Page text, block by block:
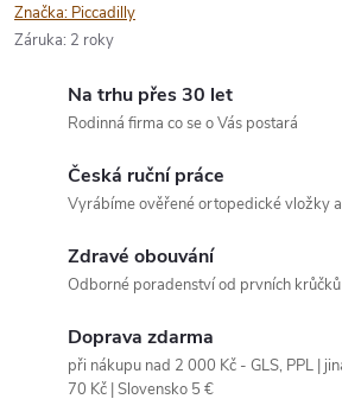
Značka: Piccadilly
Záruka: 2 roky
Na trhu přes 30 let
Rodinná firma co se o Vás postará
Česká ruční práce
Vyrábíme ověřené ortopedické vložky
Zdravé obouvání
Odborné poradenství od prvních krůčků
Doprava zdarma
při nákupu nad 2 000 Kč - GLS, PPL |
70 Kč | Slovensko 5 €